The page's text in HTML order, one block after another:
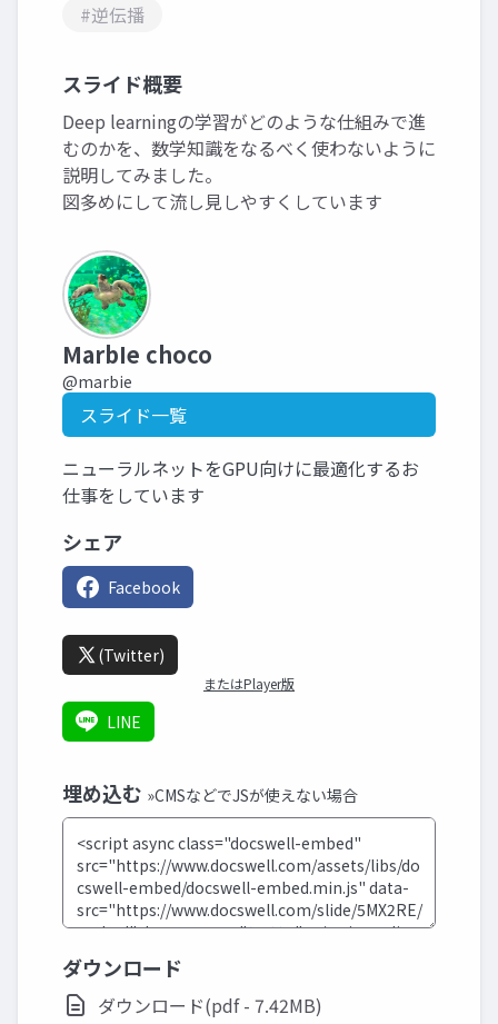
#逆伝播
スライド概要
Deep learningの学習がどのような仕組みで進
むのかを、数学知識をなるべく使わないように
説明してみました。
図多めにして流し見しやすくしています
MarbIe choco
@marbie
スライド一覧
ニューラルネットをGPU向けに最適化するお
仕事をしています
シェア
Facebook
(Twitter)
またはPlayer版
LINE
埋め込む »CMSなどでJSが使えない場合
ダウンロード
ダウンロード(pdf - 7.42MB)